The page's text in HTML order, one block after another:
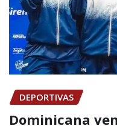
DEPORTIVAS
Dominicana